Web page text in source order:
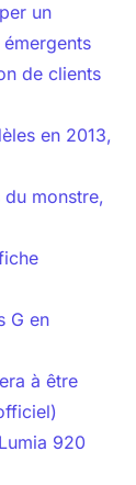
un
de clients
en 2013,
monstre,
G en
à être
920